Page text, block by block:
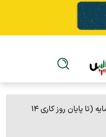
🔴 اکسل جامع داده‌های بازار سرمایه (تا پایان روز کاری ۱۴